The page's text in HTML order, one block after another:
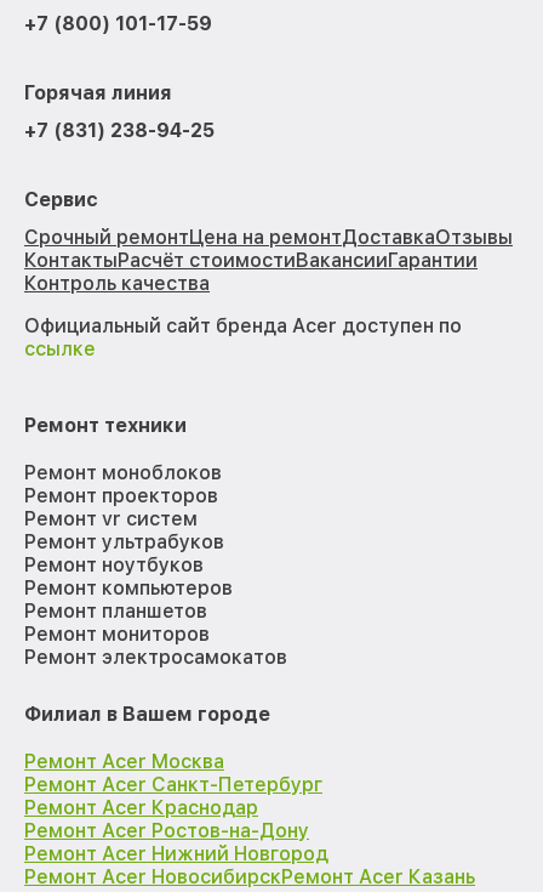
+7 (800) 101-17-59
Горячая линия
+7 (831) 238-94-25
Сервис
Срочный ремонтЦена на ремонтДоставкаОтзывы
КонтактыРасчёт стоимостиВакансииГарантии
Контроль качества
Официальный сайт бренда Acer доступен по
ссылке
Ремонт техники
Ремонт моноблоков
Ремонт проекторов
Ремонт vr систем
Ремонт ультрабуков
Ремонт ноутбуков
Ремонт компьютеров
Ремонт планшетов
Ремонт мониторов
Ремонт электросамокатов
Филиал в Вашем городе
Ремонт Acer Москва
Ремонт Acer Санкт-Петербург
Ремонт Acer Краснодар
Ремонт Acer Ростов-на-Дону
Ремонт Acer Нижний Новгород
Ремонт Acer НовосибирскРемонт Acer Казань